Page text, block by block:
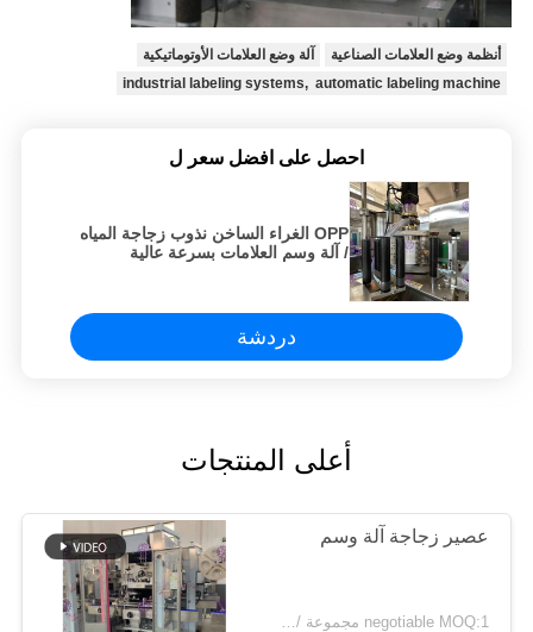
أنظمة وضع العلامات الصناعية
آلة وضع العلامات الأوتوماتيكية
industrial labeling systems, automatic labeling machine
احصل على افضل سعر ل
OPP الغراء الساخن نذوب زجاجة المياه
/ آلة وسم العلامات بسرعة عالية
دردشة
أعلى المنتجات
عصير زجاجة آلة وسم
negotiable MOQ:1 مجموعة / يس لعصير زجاجة آلة وسم